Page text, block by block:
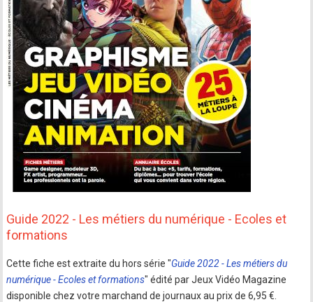
Guide 2022 - Les métiers du numérique - Ecoles et
formations
Cette fiche est extraite du hors série "Guide 2022 - Les métiers du
numérique - Ecoles et formations" édité par Jeux Vidéo Magazine
disponible chez votre marchand de journaux au prix de 6,95 €.